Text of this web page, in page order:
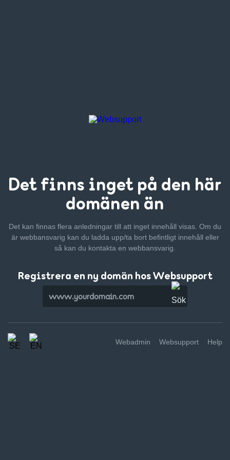
Det finns inget på den här
domänen än
Det kan finnas flera anledningar till att inget innehåll visas. Om du
är webbansvarig kan du ladda upp/ta bort befintligt innehåll eller
så kan du kontakta en webbansvarig.
Registrera en ny domän hos Websupport
Webadmin Websupport Help